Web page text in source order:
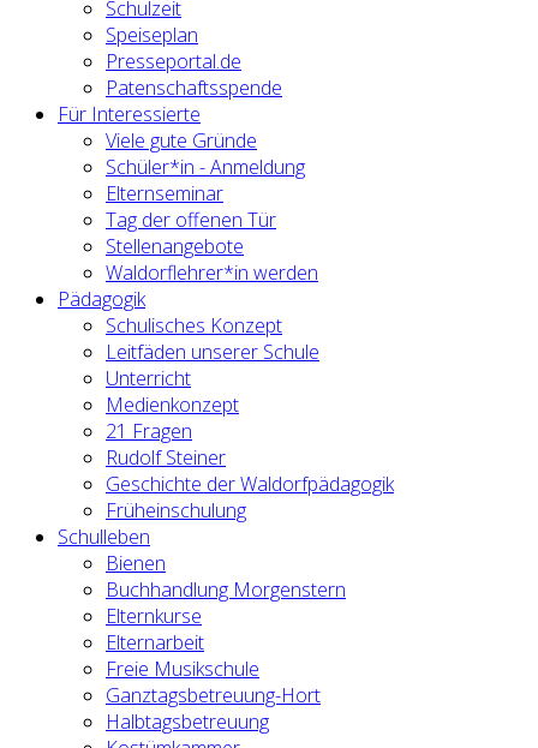
Schulzeit
Speiseplan
Presseportal.de
Patenschaftsspende
Für Interessierte
Viele gute Gründe
Schüler*in - Anmeldung
Elternseminar
Tag der offenen Tür
Stellenangebote
Waldorflehrer*in werden
Pädagogik
Schulisches Konzept
Leitfäden unserer Schule
Unterricht
Medienkonzept
21 Fragen
Rudolf Steiner
Geschichte der Waldorfpädagogik
Früheinschulung
Schulleben
Bienen
Buchhandlung Morgenstern
Elternkurse
Elternarbeit
Freie Musikschule
Ganztagsbetreuung-Hort
Halbtagsbetreuung